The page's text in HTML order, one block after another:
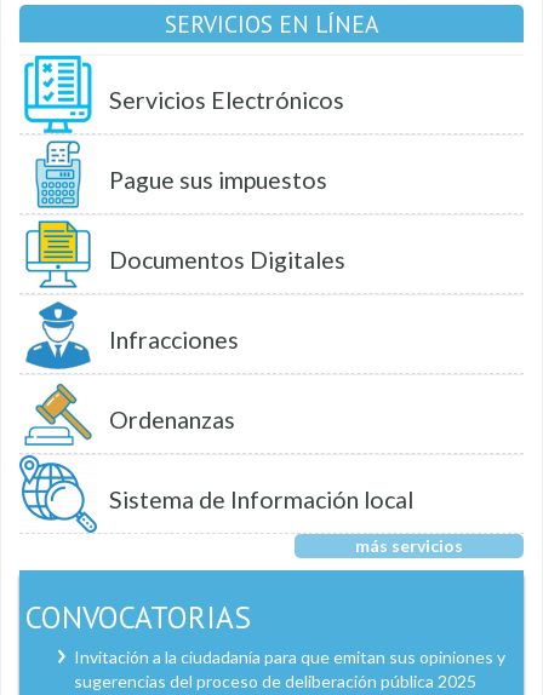
SERVICIOS EN LÍNEA
Servicios Electrónicos
Pague sus impuestos
Documentos Digitales
Infracciones
Ordenanzas
Sistema de Información local
más servicios
CONVOCATORIAS
Invitación a la ciudadanía para que emitan sus opiniones y
sugerencias del proceso de deliberación pública 2025